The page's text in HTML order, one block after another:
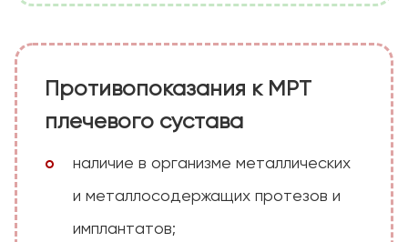
Противопоказания к МРТ
плечевого сустава
наличие в организме металлических
и металлосодержащих протезов и
имплантатов;